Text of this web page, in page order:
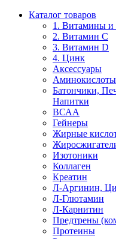
Каталог товаров
1. Витамины и
2. Витамин С
3. Витамин D
4. Цинк
Аксессуары
Аминокислоты
Батончики,
Напитки
ВСАА
Гейнеры
Жирные
Изотоники
Коллаген
Креатин
Л-Аргинин,
Л-Глютамин
Л-Карнитин
Предтрены
Протеины